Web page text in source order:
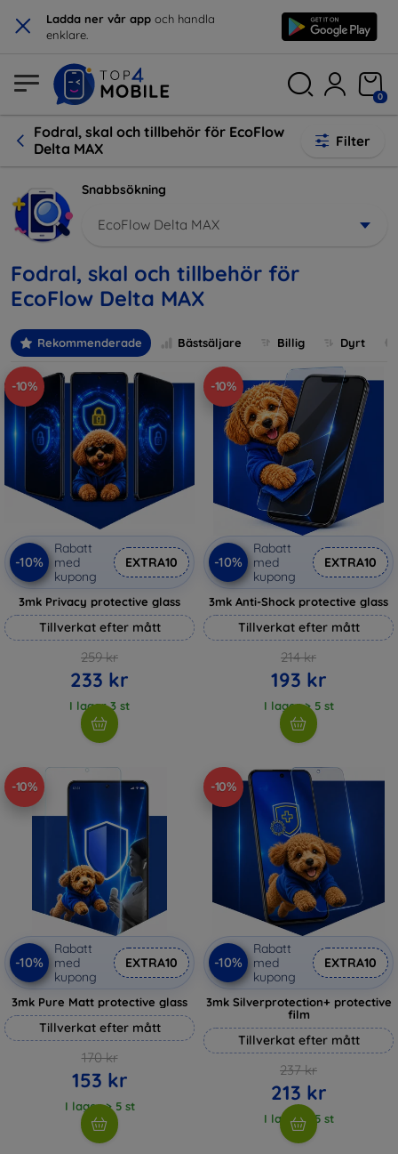
× Ladda ner vår app och handla
enklare.
0
Fodral, skal och tillbehör för EcoFlow
Delta MAX
Filter
Snabbsökning
EcoFlow Delta MAX
Fodral, skal och tillbehör för
EcoFlow Delta MAX
Rekommenderade Bästsäljare Billig Dyrt
-10%
-10%
Rabatt
med
kupong
EXTRA10
3mk Privacy protective glass
Tillverkat efter mått
259 kr
233 kr
I lager 3 st
-10%
-10%
Rabatt
med
kupong
EXTRA10
3mk Anti-Shock protective glass
Tillverkat efter mått
214 kr
193 kr
I lager > 5 st
-10%
-10%
Rabatt
med
kupong
EXTRA10
3mk Pure Matt protective glass
Tillverkat efter mått
170 kr
153 kr
I lager > 5 st
-10%
-10%
Rabatt
med
kupong
EXTRA10
3mk Silverprotection+ protective
film
Tillverkat efter mått
237 kr
213 kr
I lager > 5 st